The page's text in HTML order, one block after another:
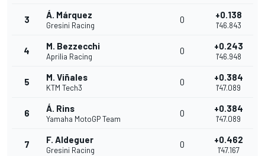
3 Á. Márquez
Gresini Racing
0 +0.138
1'46.843
4 M. Bezzecchi
Aprilia Racing
0 +0.243
1'46.948
5 M. Viñales
KTM Tech3
0 +0.384
1'47.089
6 Á. Rins
Yamaha MotoGP Team
0 +0.384
1'47.089
7 F. Aldeguer
Gresini Racing
0 +0.462
1'47.167